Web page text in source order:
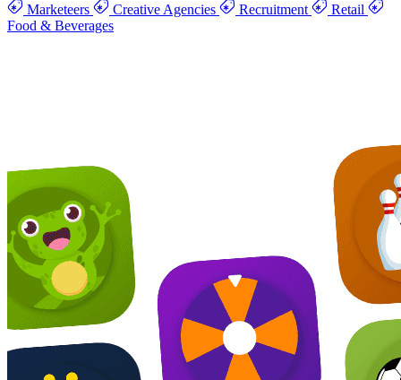
Marketeers Creative Agencies Recruitment
Retail
Food & Beverages